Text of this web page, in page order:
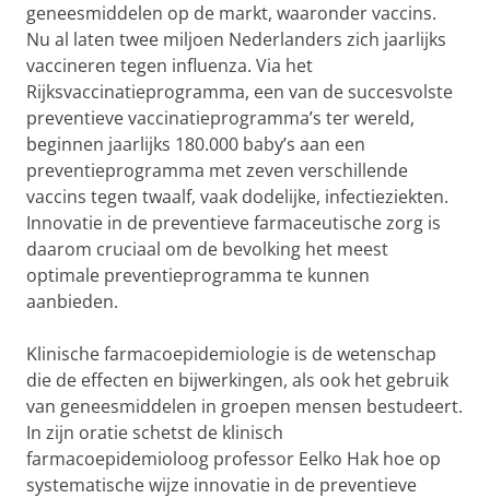
geneesmiddelen op de markt, waaronder vaccins.
Nu al laten twee miljoen Nederlanders zich jaarlijks
vaccineren tegen influenza. Via het
Rijksvaccinatieprogramma, een van de succesvolste
preventieve vaccinatieprogramma’s ter wereld,
beginnen jaarlijks 180.000 baby’s aan een
preventieprogramma met zeven verschillende
vaccins tegen twaalf, vaak dodelijke, infectieziekten.
Innovatie in de preventieve farmaceutische zorg is
daarom cruciaal om de bevolking het meest
optimale preventieprogramma te kunnen
aanbieden.
Klinische farmacoepidemiologie is de wetenschap
die de effecten en bijwerkingen, als ook het gebruik
van geneesmiddelen in groepen mensen bestudeert.
In zijn oratie schetst de klinisch
farmacoepidemioloog professor Eelko Hak hoe op
systematische wijze innovatie in de preventieve